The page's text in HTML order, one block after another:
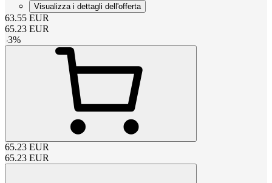
Visualizza i dettagli dell'offerta
63.55 EUR
65.23 EUR
-3%
65.23 EUR
65.23 EUR